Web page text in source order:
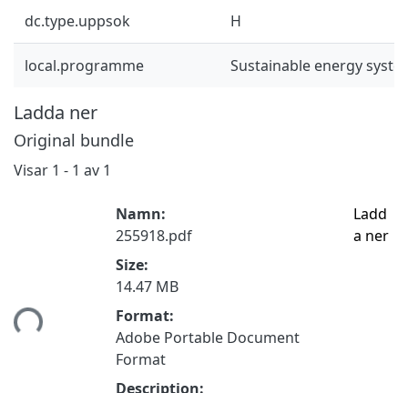
dc.type.uppsok H
local.programme Sustainable energy
Ladda ner
Original bundle
Visar 1 - 1 av 1
Namn:
255918.pdf
Size:
14.47 MB
Format:
Adobe Portable Document
Format
Description:
Ladd
a ner